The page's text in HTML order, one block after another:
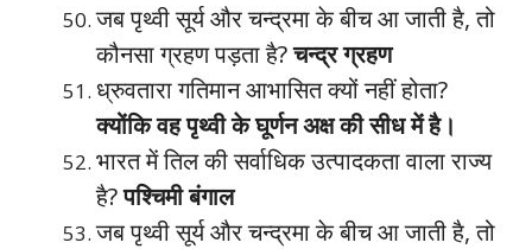
जब पृथ्वी सूर्य और चन्द्रमा के बीच आ जाती है, तो
कौनसा ग्रहण पड़ता है?चन्द्र ग्रहण
ध्रुवतारा गतिमान आभासित क्यों नहीं होता?
क्योंकि वह पृथ्वी के घूर्णन अक्ष की सीध में है।
भारत में तिल की सर्वाधिक उत्पादकता वाला राज्य
है?पश्चिमी बंगाल
जब पृथ्वी सूर्य और चन्द्रमा के बीच आ जाती है, तो